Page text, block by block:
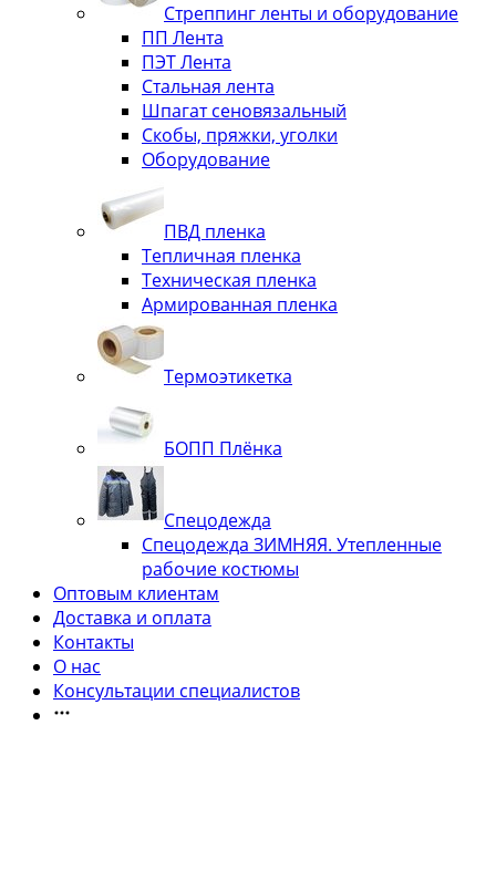
Стреппинг ленты и оборудование
ПП Лента
ПЭТ Лента
Стальная лента
Шпагат сеновязальный
Скобы, пряжки, уголки
Оборудование
ПВД пленка
Тепличная пленка
Техническая пленка
Армированная пленка
Термоэтикетка
БОПП Плёнка
Спецодежда
Спецодежда ЗИМНЯЯ. Утепленные
рабочие костюмы
Оптовым клиентам
Доставка и оплата
Контакты
О нас
Консультации специалистов